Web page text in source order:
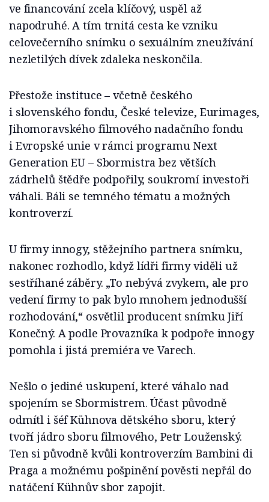
ve financování zcela klíčový, uspěl až
napodruhé. A tím trnitá cesta ke vzniku
celovečerního snímku o sexuálním zneužívání
nezletilých dívek zdaleka neskončila.
Přestože instituce – včetně českého
i slovenského fondu, České televize, Eurimages,
Jihomoravského filmového nadačního fondu
i Evropské unie v rámci programu Next
Generation EU – Sbormistra bez větších
zádrhelů štědře podpořily, soukromí investoři
váhali. Báli se temného tématu a možných
kontroverzí.
U firmy innogy, stěžejního partnera snímku,
nakonec rozhodlo, když lídři firmy viděli už
sestříhané záběry. „To nebývá zvykem, ale pro
vedení firmy to pak bylo mnohem jednodušší
rozhodování,“ osvětlil producent snímku Jiří
Konečný. A podle Provazníka k podpoře innogy
pomohla i jistá premiéra ve Varech.
Nešlo o jediné uskupení, které váhalo nad
spojením se Sbormistrem. Účast původně
odmítl i šéf Kühnova dětského sboru, který
tvoří jádro sboru filmového, Petr Louženský.
Ten si původně kvůli kontroverzím Bambini di
Praga a možnému pošpinění pověsti nepřál do
natáčení Kühnův sbor zapojit.